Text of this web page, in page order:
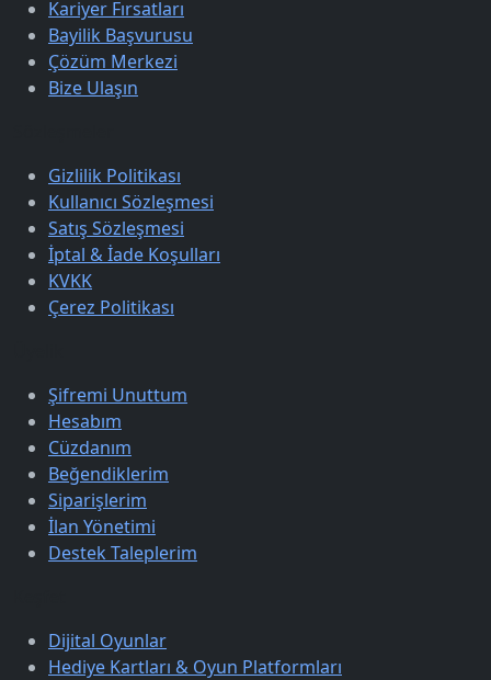
Kariyer Fırsatları
Bayilik Başvurusu
Çözüm Merkezi
Bize Ulaşın
Gizlilik Politikası
Kullanıcı Sözleşmesi
Satış Sözleşmesi
İptal & İade Koşulları
KVKK
Çerez Politikası
Şifremi Unuttum
Hesabım
Cüzdanım
Beğendiklerim
Siparişlerim
İlan Yönetimi
Destek Taleplerim
Dijital Oyunlar
Hediye Kartları & Oyun Platformları